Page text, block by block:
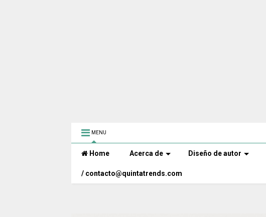
MENU
Home Acerca de Diseño de autor
/ contacto@quintatrends.com